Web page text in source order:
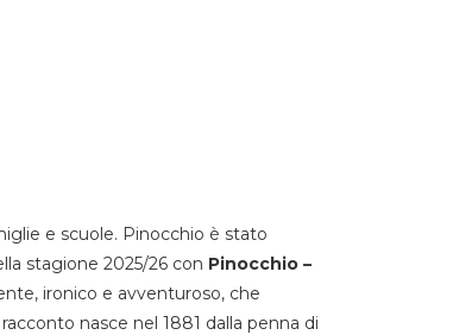
e scuole. Pinocchio è stato
stagione 2025/26 con Pinocchio –
ironico e avventuroso, che
nasce nel 1881 dalla penna di